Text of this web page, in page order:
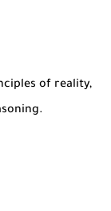
of reality,